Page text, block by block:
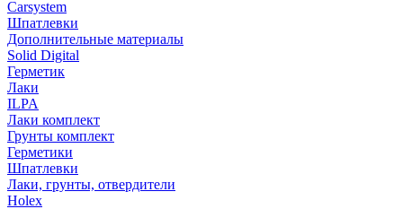
Carsystem
Шпатлевки
Дополнительные материалы
Solid Digital
Герметик
Лаки
ILPA
Лаки комплект
Грунты комплект
Герметики
Шпатлевки
Лаки, грунты, отвердители
Holex